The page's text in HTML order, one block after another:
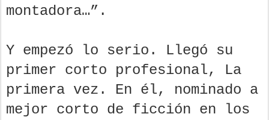
montadora…”.
Y empezó lo serio. Llegó su
primer corto profesional, La
primera vez. En él, nominado a
mejor corto de ficción en los